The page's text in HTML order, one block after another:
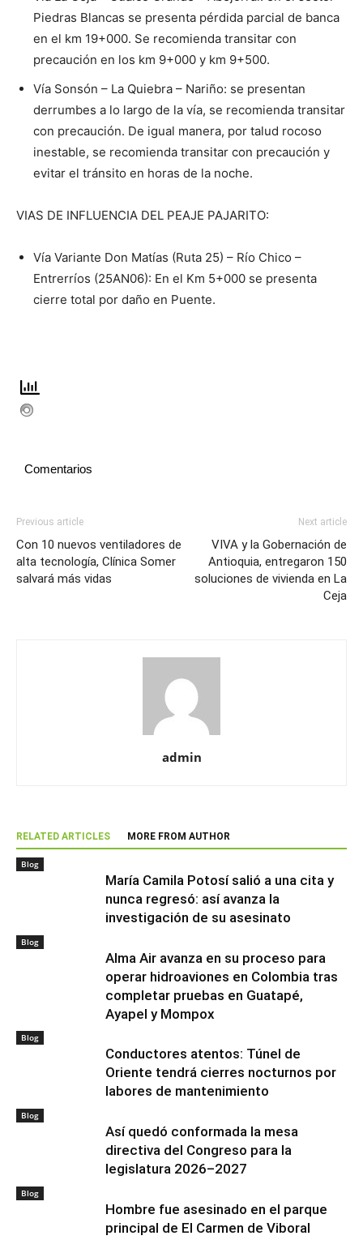
Piedras Blancas se presenta pérdida parcial de banca
en el km 19+000. Se recomienda transitar con
precaución en los km 9+000 y km 9+500.
Vía Sonsón – La Quiebra – Nariño: se presentan
derrumbes a lo largo de la vía, se recomienda transitar
con precaución. De igual manera, por talud rocoso
inestable, se recomienda transitar con precaución y
evitar el tránsito en horas de la noche.
VIAS DE INFLUENCIA DEL PEAJE PAJARITO:
Vía Variante Don Matías (Ruta 25) – Río Chico –
Entrerríos (25AN06): En el Km 5+000 se presenta
cierre total por daño en Puente.
Comentarios
Previous article
Con 10 nuevos ventiladores de
alta tecnología, Clínica Somer
salvará más vidas
Next article
VIVA y la Gobernación de
Antioquia, entregaron 150
soluciones de vivienda en La
Ceja
admin
RELATED ARTICLES MORE FROM AUTHOR
Blog
María Camila Potosí salió a una cita y
nunca regresó: así avanza la
investigación de su asesinato
Blog
Alma Air avanza en su proceso para
operar hidroaviones en Colombia tras
completar pruebas en Guatapé,
Ayapel y Mompox
Blog
Conductores atentos: Túnel de
Oriente tendrá cierres nocturnos por
labores de mantenimiento
Blog
Así quedó conformada la mesa
directiva del Congreso para la
legislatura 2026–2027
Blog
Hombre fue asesinado en el parque
principal de El Carmen de Viboral